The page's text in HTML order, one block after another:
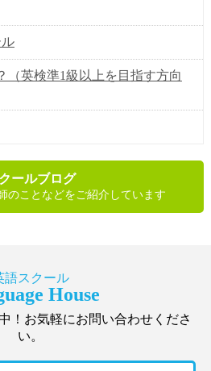
（英検準1級以上を目指す方向
ールブログ
のことなどをご紹介しています
語スクール
House
！お気軽にお問い合わせくださ
い。